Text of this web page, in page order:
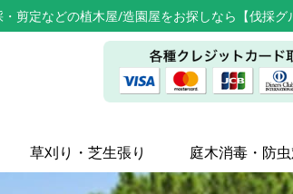
剪定などの植木屋/造園屋をお探しなら【伐採グ
草刈り・芝生張り 庭木消毒・防